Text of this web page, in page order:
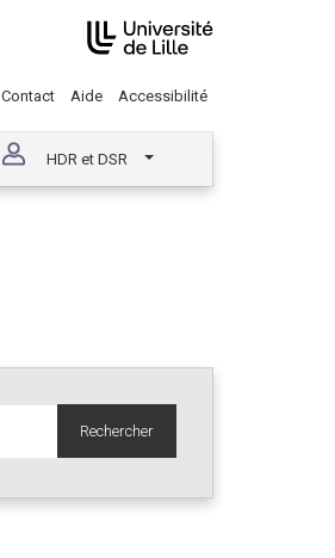
Contact Aide Accessibilité
HDR et DSR
Rechercher